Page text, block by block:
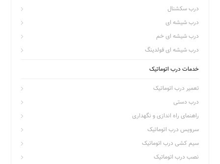
درب سکشنال
درب شیشه ای
درب شیشه ای خم
درب شیشه ای فولدینگ
خدمات درب اتوماتیک
تعمیر درب اتوماتیک
درب دستی
راهنمای راه اندازی و نگهداری
سرویس درب اتوماتیک
سیم کشی درب اتوماتیک
نصب درب اتوماتیک